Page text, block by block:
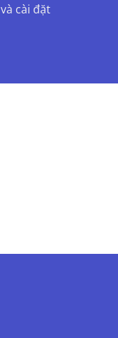
và cài đặt